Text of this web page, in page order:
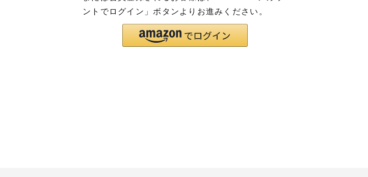
ントでログイン」ボタンよりお進みください。